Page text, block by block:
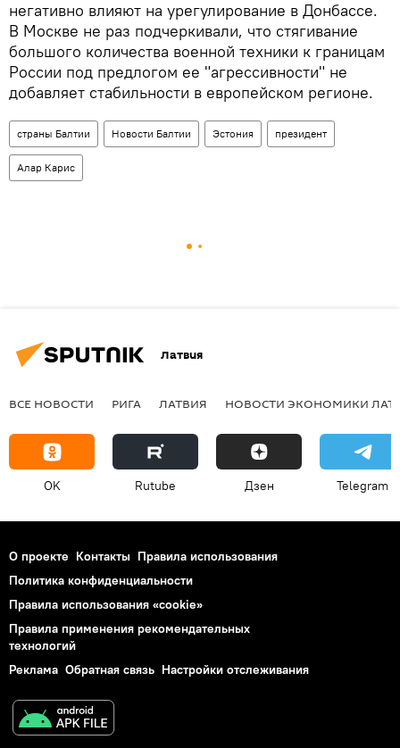
негативно влияют на урегулирование в Донбассе.
В Москве не раз подчеркивали, что стягивание
большого количества военной техники к границам
России под предлогом ее "агрессивности" не
добавляет стабильности в европейском регионе.
страны Балтии Новости Балтии Эстония президент
Алар Карис
Латвия
ВСЕ НОВОСТИ РИГА ЛАТВИЯ НОВОСТИ ЭКОНОМИКИ
OK Rutube Дзен Telegram
О проекте Контакты Правила использования
Политика конфиденциальности
Правила использования «cookie»
Правила применения рекомендательных
технологий
Реклама Обратная связь Настройки отслеживания